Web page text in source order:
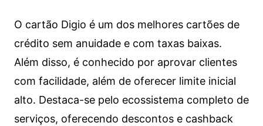
O cartão Digio é um dos melhores cartões de
crédito sem anuidade e com taxas baixas.
Além disso, é conhecido por aprovar clientes
com facilidade, além de oferecer limite inicial
alto. Destaca-se pelo ecossistema completo de
serviços, oferecendo descontos e cashback